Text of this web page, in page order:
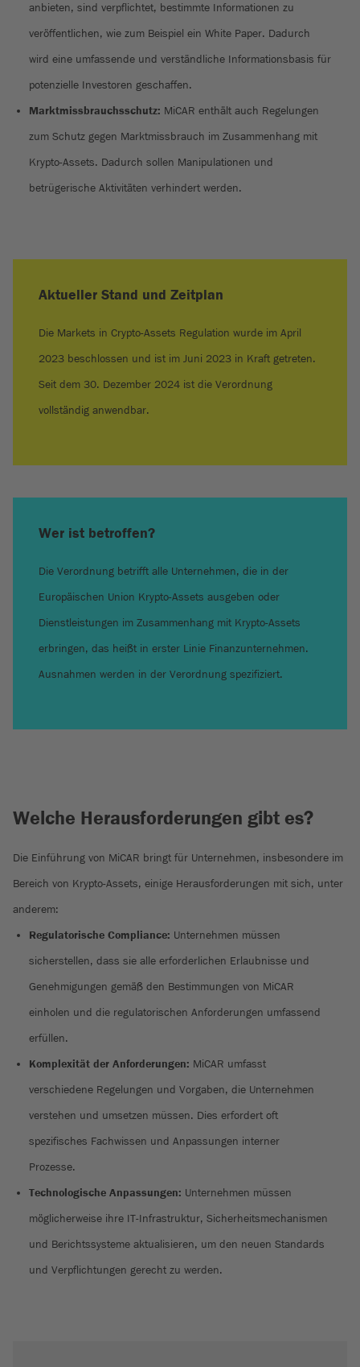
anbieten, sind verpflichtet, bestimmte Informationen zu
veröffentlichen, wie zum Beispiel ein White Paper. Dadurch
wird eine umfassende und verständliche Informationsbasis für
potenzielle Investoren geschaffen.
Marktmissbrauchsschutz: MiCAR enthält auch Regelungen
zum Schutz gegen Marktmissbrauch im Zusammenhang mit
Krypto-Assets. Dadurch sollen Manipulationen und
betrügerische Aktivitäten verhindert werden.
Aktueller Stand und Zeitplan
Die Markets in Crypto-Assets Regulation wurde im April
2023 beschlossen und ist im Juni 2023 in Kraft getreten.
Seit dem 30. Dezember 2024 ist die Verordnung
vollständig anwendbar.
Wer ist betroffen?
Die Verordnung betrifft alle Unternehmen, die in der
Europäischen Union Krypto-Assets ausgeben oder
Dienstleistungen im Zusammenhang mit Krypto-Assets
erbringen, das heißt in erster Linie Finanzunternehmen.
Ausnahmen werden in der Verordnung spezifiziert.
Welche Herausforderungen gibt es?
Die Einführung von MiCAR bringt für Unternehmen, insbesondere im
Bereich von Krypto-Assets, einige Herausforderungen mit sich, unter
anderem:
Regulatorische Compliance: Unternehmen müssen
sicherstellen, dass sie alle erforderlichen Erlaubnisse und
Genehmigungen gemäß den Bestimmungen von MiCAR
einholen und die regulatorischen Anforderungen umfassend
erfüllen.
Komplexität der Anforderungen: MiCAR umfasst
verschiedene Regelungen und Vorgaben, die Unternehmen
verstehen und umsetzen müssen. Dies erfordert oft
spezifisches Fachwissen und Anpassungen interner
Prozesse.
Technologische Anpassungen: Unternehmen müssen
möglicherweise ihre IT-Infrastruktur, Sicherheitsmechanismen
und Berichtssysteme aktualisieren, um den neuen Standards
und Verpflichtungen gerecht zu werden.